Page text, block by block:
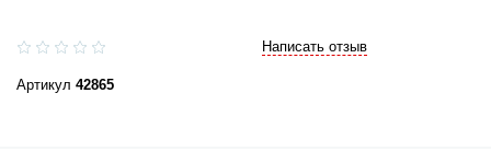
Написать отзыв
Артикул 42865